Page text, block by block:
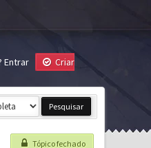
Entrar
Criar
Tópico fechado